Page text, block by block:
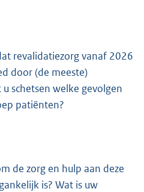
revalidatiezorg vanaf 2026
door (de meeste)
schetsen welke gevolgen
patiënten?
de zorg en hulp aan deze
is? Wat is uw